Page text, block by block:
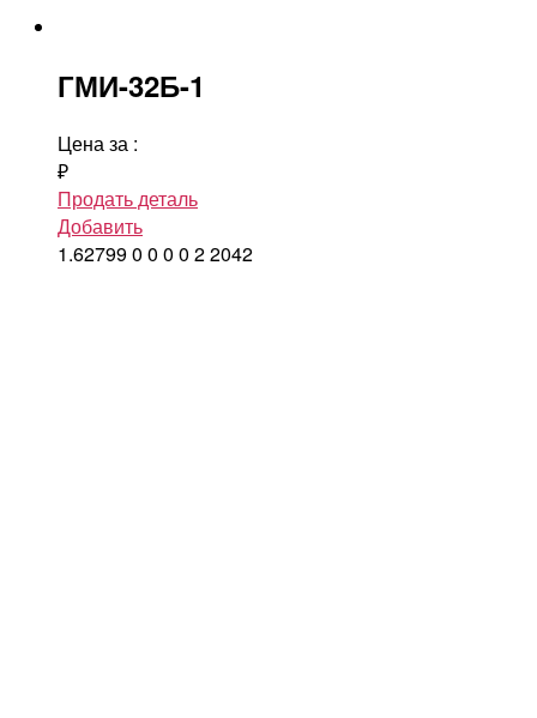
ГМИ-32Б-1
Цена за :
₽
Продать деталь
Добавить
1.627990 0 0 0 22042